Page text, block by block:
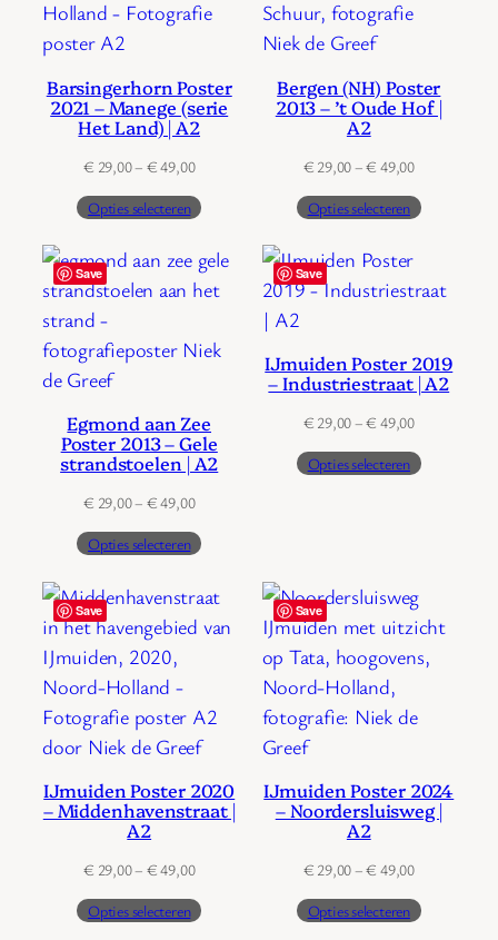
Barsingerhorn Poster
2021 – Manege (serie
Het Land) | A2
€ 29,00– €49,00Prijsklasse:
tot
Opties selecteren
Bergen (NH) Poster
2013 – ’t Oude Hof |
A2
€ 29,00–€ 49,00Prijsklasse:
tot
Opties selecteren
Save
Egmond aan Zee
Poster 2013 – Gele
strandstoelen | A2
€ 29,00– €49,00Prijsklasse:
tot
Opties selecteren
Save
IJmuiden Poster 2019
– Industriestraat | A2
€ 29,00–€ 49,00Prijsklasse:
tot
Opties selecteren
Save
IJmuiden Poster 2020
– Middenhavenstraat |
A2
€ 29,00– €49,00Prijsklasse:
tot
Opties selecteren
Save
IJmuiden Poster 2024
– Noordersluisweg |
A2
€ 29,00–€ 49,00Prijsklasse:
tot
Opties selecteren